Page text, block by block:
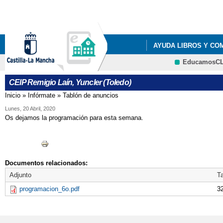
AYUDA LIBROS Y
LISTADOS DE
CEIP Remigio Laín, Yuncler (Toledo)
Se encuentra usted aquí
Inicio » Infórmate » Tablón de anuncios
Lunes, 20 Abril, 2020
Os dejamos la programación para esta semana.
Documentos relacionados:
Adjunto
programacion_6o.pdf